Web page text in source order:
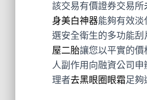
該交易有價證券交易所
身美白神器能夠有效
選安全衛生的多功能刮
屋二胎讓您以平實的
人副作用向融資公司申
理者去黑眼圈眼霜足夠